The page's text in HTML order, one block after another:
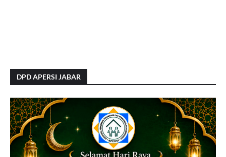
DPD APERSI JABAR